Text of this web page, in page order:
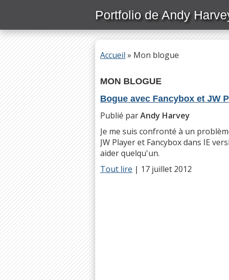
contenu
principal
Portfolio de Andy
Accueil » Mon blogue
MON BLOGUE
Bogue avec Fancybox et JW
Publié parAndy Harvey
Je me suis confronté à un
JW Player et Fancybox dans IE
aider quelqu'un.
Tout lire | 17 juillet 2012